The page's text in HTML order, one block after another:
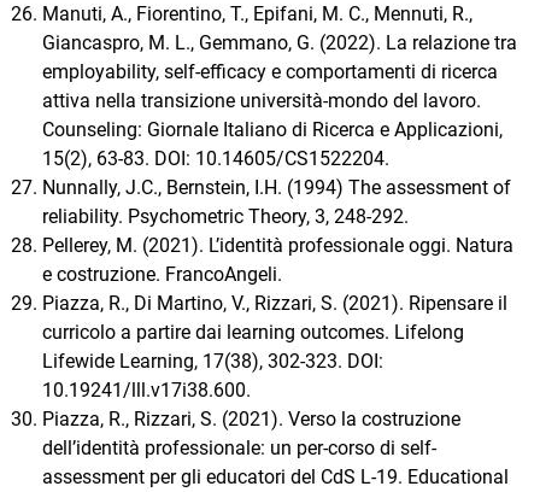
Manuti, A., Fiorentino, T., Epifani, M. C., Mennuti, R.,
Giancaspro, M. L., Gemmano, G. (2022). La relazione tra
employability, self-efficacy e comportamenti di ricerca
attiva nella transizione università-mondo del lavoro.
Counseling: Giornale Italiano di Ricerca e Applicazioni,
15(2), 63-83. DOI: 10.14605/CS1522204.
Nunnally, J.C., Bernstein, I.H. (1994) The assessment of
reliability. Psychometric Theory, 3, 248-292.
Pellerey, M. (2021). L’identità professionale oggi. Natura
e costruzione. FrancoAngeli.
Piazza, R., Di Martino, V., Rizzari, S. (2021). Ripensare il
curricolo a partire dai learning outcomes. Lifelong
Lifewide Learning, 17(38), 302-323. DOI:
10.19241/lll.v17i38.600.
Piazza, R., Rizzari, S. (2021). Verso la costruzione
dell’identità professionale: un per-corso di self-
assessment per gli educatori del CdS L-19. Educational